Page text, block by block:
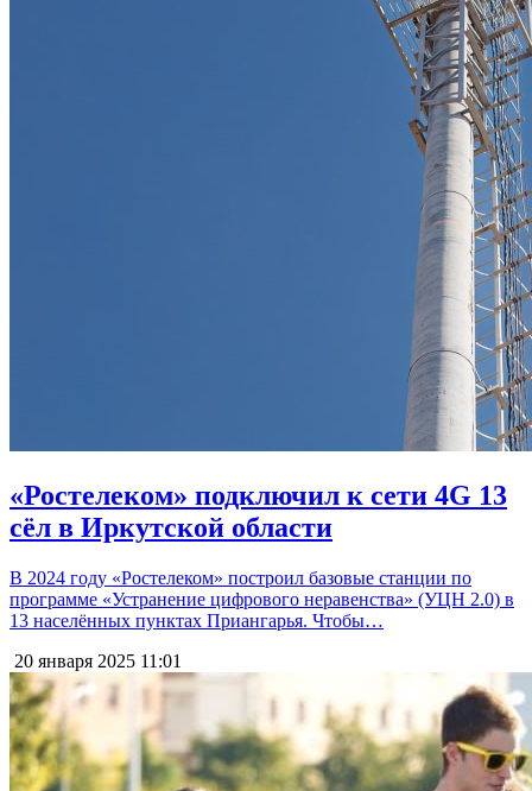
«Ростелеком» подключил к сети 4G 13
сёл в Иркутской области
В 2024 году «Ростелеком» построил базовые станции по
программе «Устранение цифрового неравенства» (УЦН 2.0) в
13 населённых пунктах Приангарья. Чтобы…
20 января 2025 11:01